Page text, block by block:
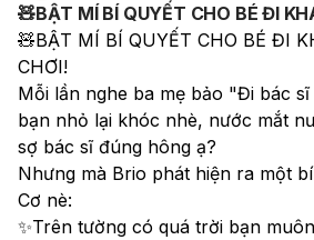
🧸BẬT MÍ BÍ QUYẾT CHO BÉ ĐI
🧸BẬT MÍ BÍ QUYẾT CHO BÉ ĐI
CHƠI!
Mỗi lần nghe ba mẹ bảo "Đi bác
bạn nhỏ lại khóc nhè, nước mắt
sợ bác sĩ đúng hông ạ?
Nhưng mà Brio phát hiện ra một
Cơ nè:
✨Trên tường có quá trời bạn